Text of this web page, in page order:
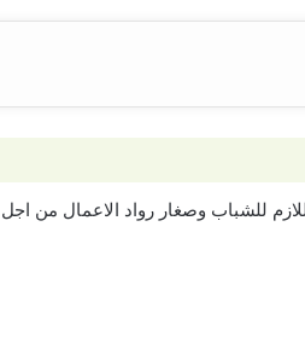
وتقديم الدعم اللازم للشباب وصغار رواد